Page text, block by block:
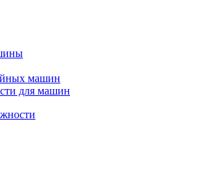
машин
для машин